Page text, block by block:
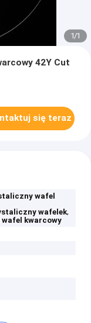
1/1
42Y Cut
się teraz
wafel
wafelek,
kwarcowy